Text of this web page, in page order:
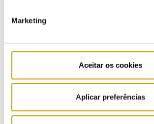
Marketing
Aceitar os cookies
Aplicar preferências
imposing fines totalling 125,000 euros
Press Releases
Publications (PT)